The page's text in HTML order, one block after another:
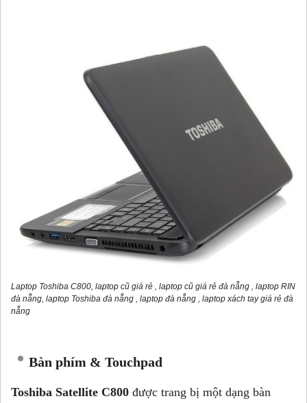
Laptop Toshiba C800, laptop cũ giá rẻ , laptop cũ giá rẻ đà nẵng , laptop RIN
đà nẵng, laptop Toshiba đà nẵng , laptop đà nẵng , laptop xách tay giá rẻ đà
nẵng
Bàn phím & Touchpad
Toshiba Satellite C800 được trang bị một dạng bàn